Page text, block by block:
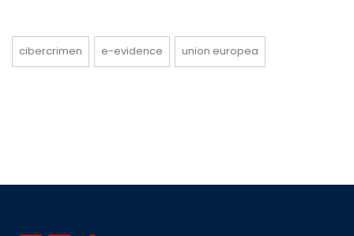
cibercrimen e-evidence union europea